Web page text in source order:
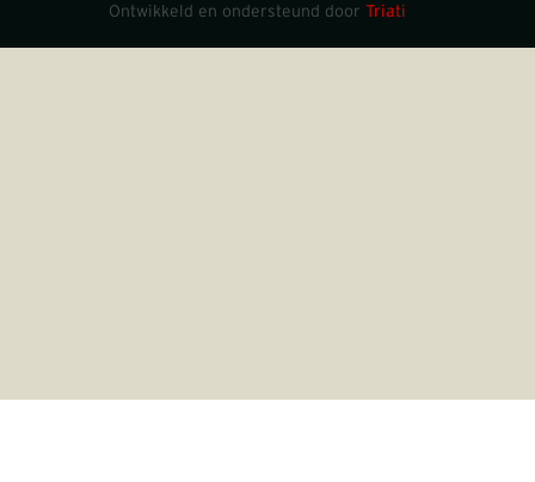
Ontwikkeld en ondersteund door Triati